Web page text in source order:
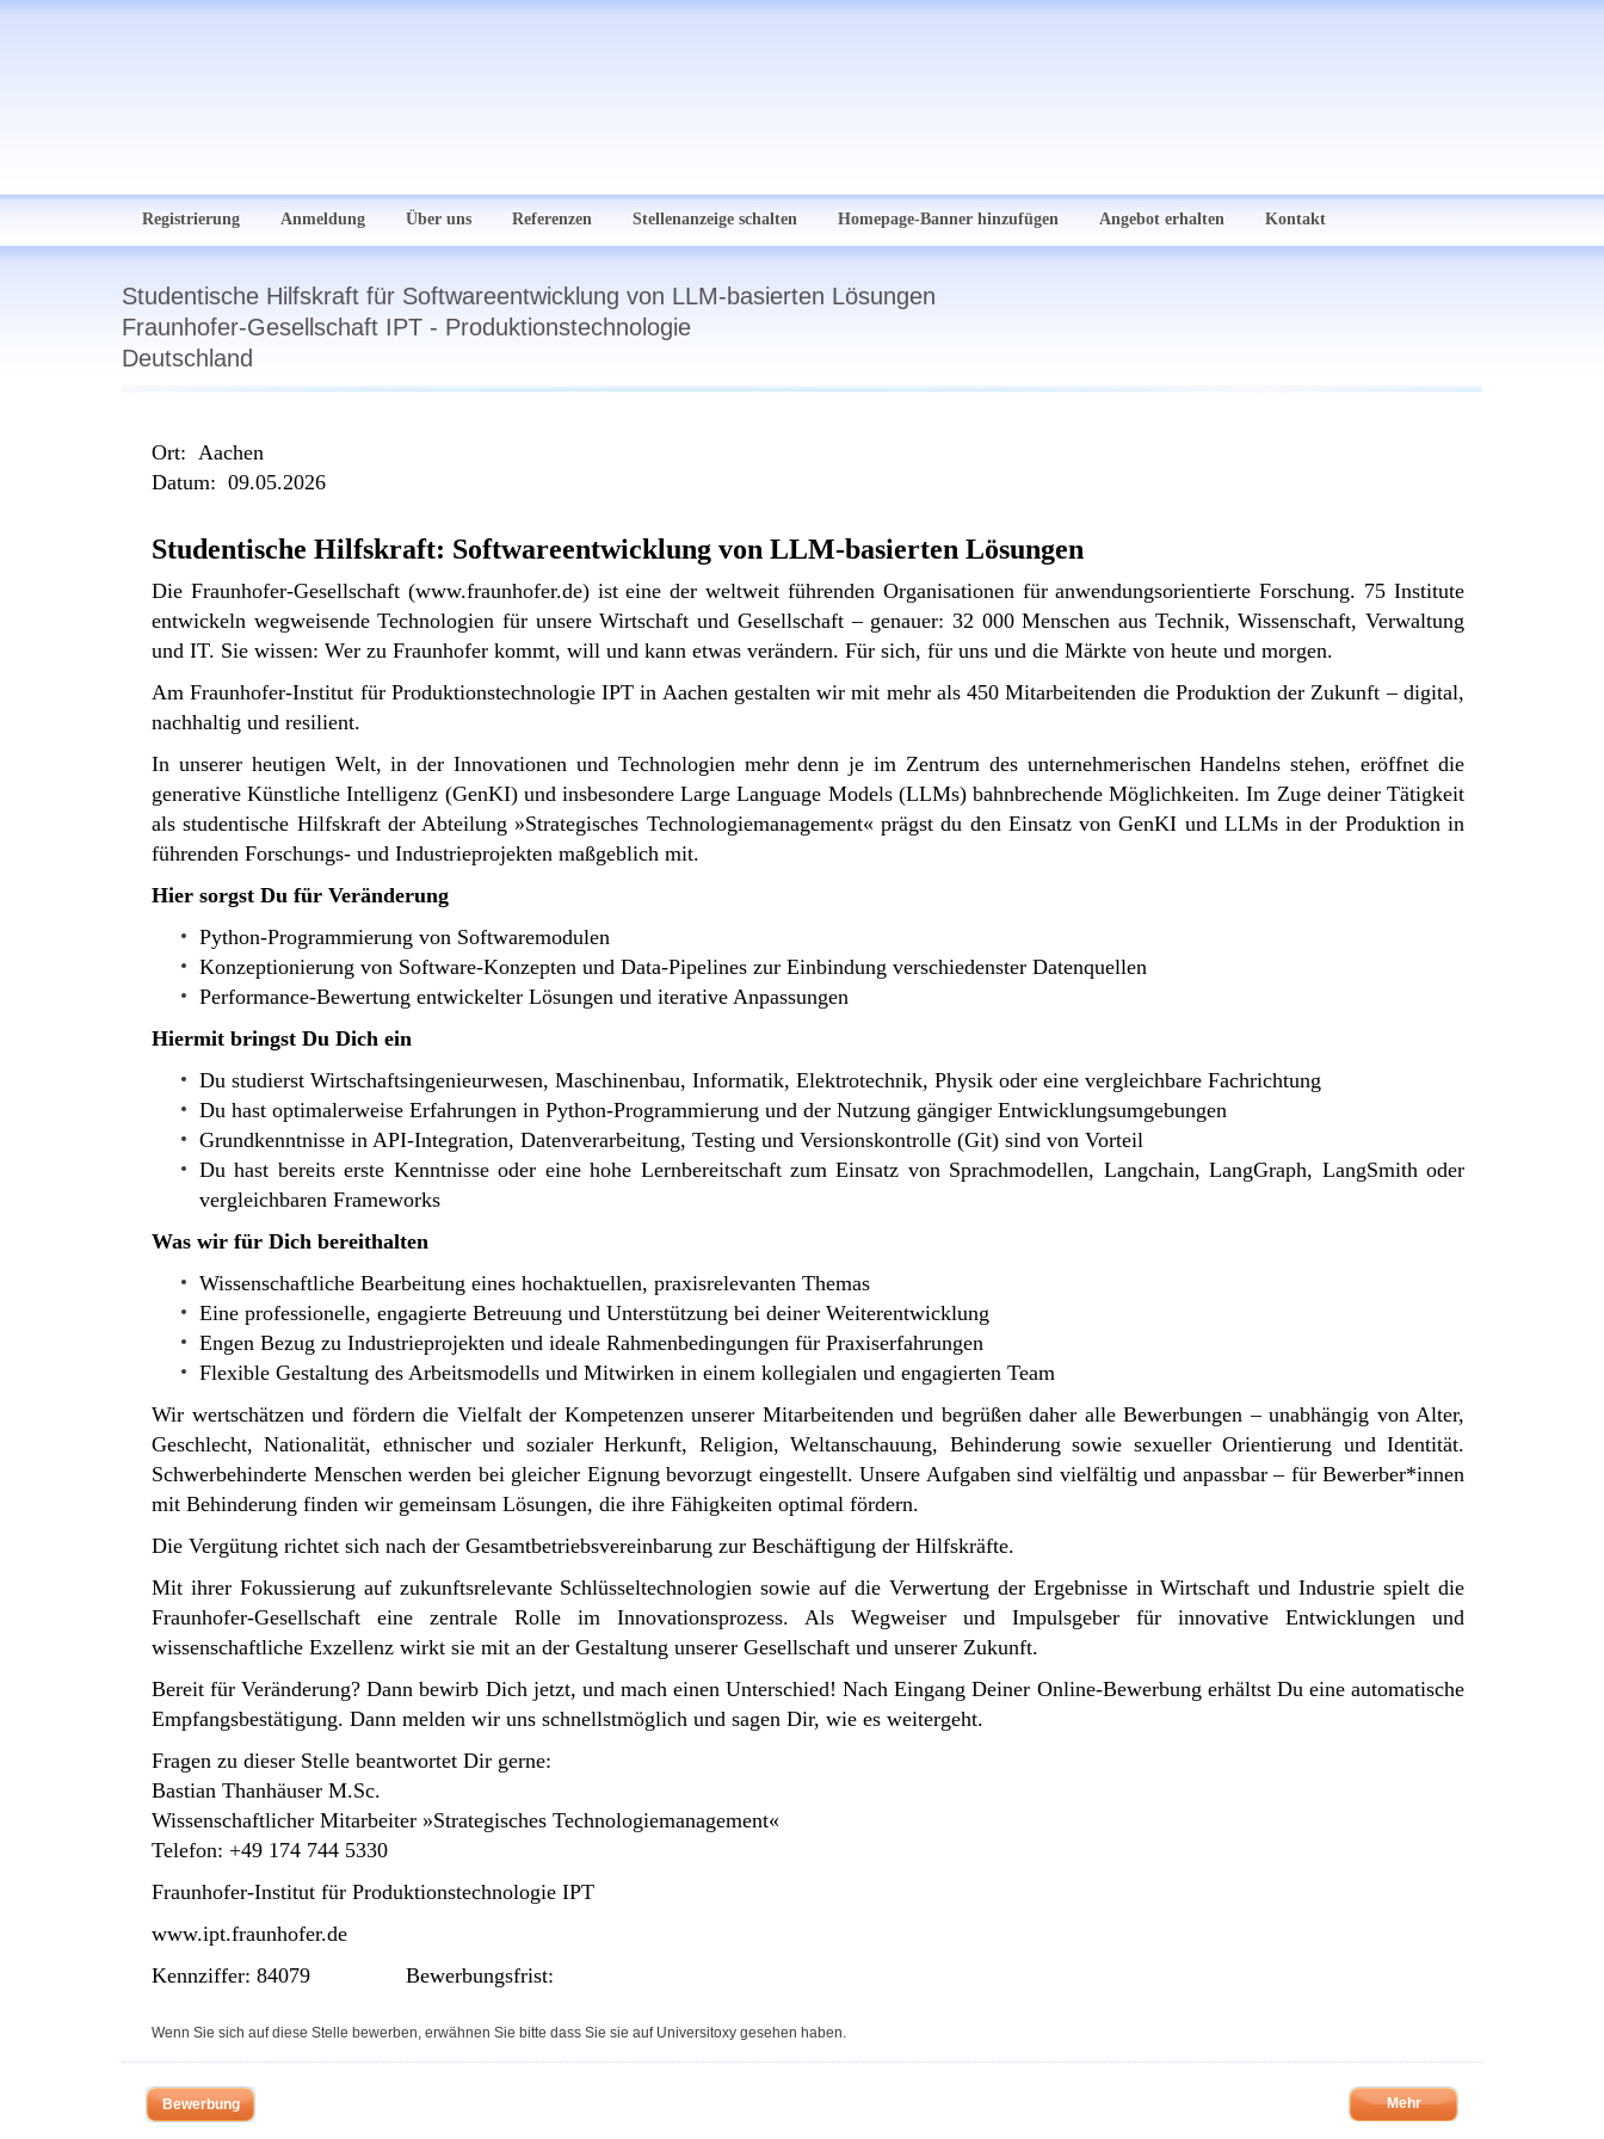
Registrierung Anmeldung Über uns Referenzen Stellenanzeige schalten Homepage-Banner hinzufügen Angebot erhalten Kontakt
Studentische Hilfskraft für Softwareentwicklung von LLM-basierten Lösungen
Fraunhofer-Gesellschaft IPT - Produktionstechnologie
Deutschland
Ort: Aachen
Datum: 09.05.2026
Studentische Hilfskraft: Softwareentwicklung von LLM-basierten Lösungen
Die Fraunhofer-Gesellschaft (www.fraunhofer.de) ist eine der weltweit führenden Organisationen für anwendungsorientierte Forschung. 75 Institute
entwickeln wegweisende Technologien für unsere Wirtschaft und Gesellschaft – genauer: 32 000 Menschen aus Technik, Wissenschaft, Verwaltung
und IT. Sie wissen: Wer zu Fraunhofer kommt, will und kann etwas verändern. Für sich, für uns und die Märkte von heute und morgen.
Am Fraunhofer-Institut für Produktionstechnologie IPT in Aachen gestalten wir mit mehr als 450 Mitarbeitenden die Produktion der Zukunft – digital,
nachhaltig und resilient.
In unserer heutigen Welt, in der Innovationen und Technologien mehr denn je im Zentrum des unternehmerischen Handelns stehen, eröffnet die
generative Künstliche Intelligenz (GenKI) und insbesondere Large Language Models (LLMs) bahnbrechende Möglichkeiten. Im Zuge deiner Tätigkeit
als studentische Hilfskraft der Abteilung »Strategisches Technologiemanagement« prägst du den Einsatz von GenKI und LLMs in der Produktion in
führenden Forschungs- und Industrieprojekten maßgeblich mit.
Hier sorgst Du für Veränderung
Python-Programmierung von Softwaremodulen
Konzeptionierung von Software-Konzepten und Data-Pipelines zur Einbindung verschiedenster Datenquellen
Performance-Bewertung entwickelter Lösungen und iterative Anpassungen
Hiermit bringst Du Dich ein
Du studierst Wirtschaftsingenieurwesen, Maschinenbau, Informatik, Elektrotechnik, Physik oder eine vergleichbare Fachrichtung
Du hast optimalerweise Erfahrungen in Python-Programmierung und der Nutzung gängiger Entwicklungsumgebungen
Grundkenntnisse in API-Integration, Datenverarbeitung, Testing und Versionskontrolle (Git) sind von Vorteil
Du hast bereits erste Kenntnisse oder eine hohe Lernbereitschaft zum Einsatz von Sprachmodellen, Langchain, LangGraph, LangSmith oder
vergleichbaren Frameworks
Was wir für Dich bereithalten
Wissenschaftliche Bearbeitung eines hochaktuellen, praxisrelevanten Themas
Eine professionelle, engagierte Betreuung und Unterstützung bei deiner Weiterentwicklung
Engen Bezug zu Industrieprojekten und ideale Rahmenbedingungen für Praxiserfahrungen
Flexible Gestaltung des Arbeitsmodells und Mitwirken in einem kollegialen und engagierten Team
Wir wertschätzen und fördern die Vielfalt der Kompetenzen unserer Mitarbeitenden und begrüßen daher alle Bewerbungen – unabhängig von Alter,
Geschlecht, Nationalität, ethnischer und sozialer Herkunft, Religion, Weltanschauung, Behinderung sowie sexueller Orientierung und Identität.
Schwerbehinderte Menschen werden bei gleicher Eignung bevorzugt eingestellt. Unsere Aufgaben sind vielfältig und anpassbar – für Bewerber*innen
mit Behinderung finden wir gemeinsam Lösungen, die ihre Fähigkeiten optimal fördern.
Die Vergütung richtet sich nach der Gesamtbetriebsvereinbarung zur Beschäftigung der Hilfskräfte.
Mit ihrer Fokussierung auf zukunftsrelevante Schlüsseltechnologien sowie auf die Verwertung der Ergebnisse in Wirtschaft und Industrie spielt die
Fraunhofer-Gesellschaft eine zentrale Rolle im Innovationsprozess. Als Wegweiser und Impulsgeber für innovative Entwicklungen und
wissenschaftliche Exzellenz wirkt sie mit an der Gestaltung unserer Gesellschaft und unserer Zukunft.
Bereit für Veränderung? Dann bewirb Dich jetzt, und mach einen Unterschied! Nach Eingang Deiner Online-Bewerbung erhältst Du eine automatische
Empfangsbestätigung. Dann melden wir uns schnellstmöglich und sagen Dir, wie es weitergeht.
Fragen zu dieser Stelle beantwortet Dir gerne:
Bastian Thanhäuser M.Sc.
Wissenschaftlicher Mitarbeiter »Strategisches Technologiemanagement«
Telefon: +49 174 744 5330
Fraunhofer-Institut für Produktionstechnologie IPT
www.ipt.fraunhofer.de
Kennziffer: 84079 Bewerbungsfrist:
Wenn Sie sich auf diese Stelle bewerben, erwähnen Sie bitte dass Sie sie auf Universitoxy gesehen haben.
Bewerbung Mehr